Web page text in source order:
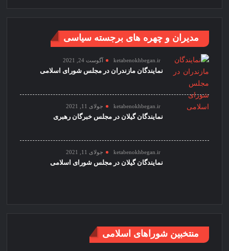
مدیران و چهره های برجسته سیاسی
ketabenokhbegan.ir آگوست 24, 2021
نمایندگان مازندران در مجلس شورای اسلامی
ketabenokhbegan.ir جولای 11, 2021
نمایندگان گیلان در مجلس خبرگان رهبری
ketabenokhbegan.ir جولای 11, 2021
نمایندگان گیلان در مجلس شورای اسلامی
منتخبین شوراهای اسلامی